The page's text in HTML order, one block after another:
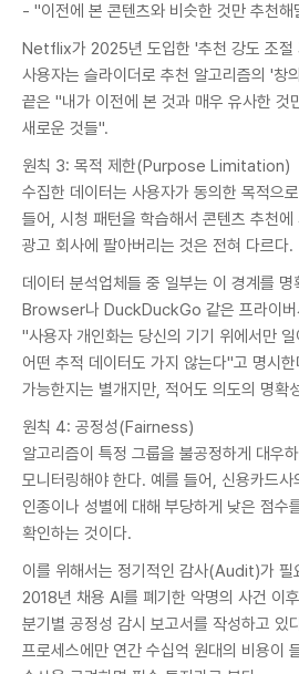
- "이전에 본 콘텐츠와 비슷한 것만 추천해
Netflix가 2025년 도입한 '추천 강도 조절
사용자는 슬라이더로 추천 알고리즘의 '창
끝은 "내가 이전에 본 것과 매우 유사한 것
새로운 것들".
원칙 3: 목적 제한(Purpose Limitation)
수집한 데이터는 사용자가 동의한 목적으
들어, 시청 패턴을 학습해서 콘텐츠 추천
광고 회사에 팔아버리는 것은 전혀 다르다.
데이터 분석업체들 중 일부는 이 경계를
Browser나 DuckDuckGo 같은 프라이버
"사용자 개인화는 당신의 기기 위에서만
어떤 추적 데이터도 가지 않는다"고 명시
가능한지는 별개지만, 적어도 의도의 명확
원칙 4: 공정성(Fairness)
알고리즘이 특정 그룹을 불공정하게 대우
모니터링해야 한다. 예를 들어, 신용카드
인종이나 성별에 대해 부당하게 낮은 점수
확인하는 것이다.
이를 위해서는 정기적인 감사(Audit)가
2018년 채용 AI를 폐기한 악명의 사건 이
분기별 공정성 감시 보고서를 작성하고 있
프로세스에만 연간 수십억 원대의 비용이